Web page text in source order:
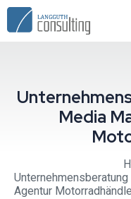
Media
Agentur